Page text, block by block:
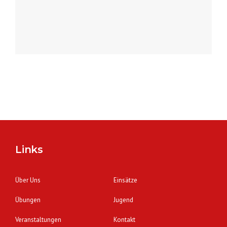
Links
Über Uns Einsätze
Übungen Jugend
Veranstaltungen Kontakt